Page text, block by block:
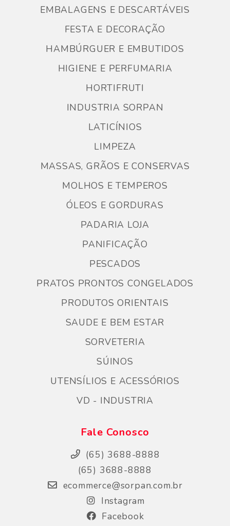
EMBALAGENS E DESCARTÁVEIS
FESTA E DECORAÇÃO
HAMBÚRGUER E EMBUTIDOS
HIGIENE E PERFUMARIA
HORTIFRUTI
INDUSTRIA SORPAN
LATICÍNIOS
LIMPEZA
MASSAS, GRÃOS E CONSERVAS
MOLHOS E TEMPEROS
ÓLEOS E GORDURAS
PADARIA LOJA
PANIFICAÇÃO
PESCADOS
PRATOS PRONTOS CONGELADOS
PRODUTOS ORIENTAIS
SAUDE E BEM ESTAR
SORVETERIA
SÚINOS
UTENSÍLIOS E ACESSÓRIOS
VD - INDUSTRIA
Fale Conosco
(65) 3688-8888
(65) 3688-8888
ecommerce@sorpan.com.br
Instagram
Facebook